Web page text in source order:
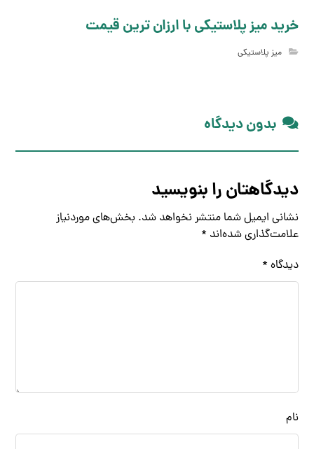
خرید میز پلاستیکی با ارزان ترین قیمت
میز پلاستیکی
بدون دیدگاه
دیدگاهتان را بنویسید
نشانی ایمیل شما منتشر نخواهد شد. بخش‌های موردنیاز
علامت‌گذاری شده‌اند *
دیدگاه *
نام